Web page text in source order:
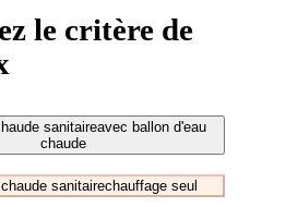
le critère de
sanitaireavec ballon d'eau
chaude
sanitairechauffage seul